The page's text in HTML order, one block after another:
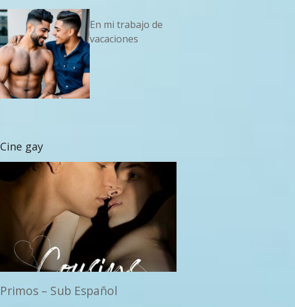
En mi trabajo de
vacaciones
Cine gay
Primos – Sub Español